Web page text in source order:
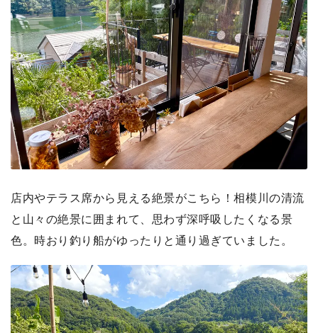
店内やテラス席から見える絶景がこちら！相模川の清流
と山々の絶景に囲まれて、思わず深呼吸したくなる景
色。時おり釣り船がゆったりと通り過ぎていました。